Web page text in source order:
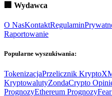
🏢 Wydawca
O NasKontaktRegulamin
Raportowanie
Popularne wyszukiwania:
TokenizacjaPrzelicznik Krypto
KryptowalutyZondaCrypto
PrognozyEthereum Prognozy